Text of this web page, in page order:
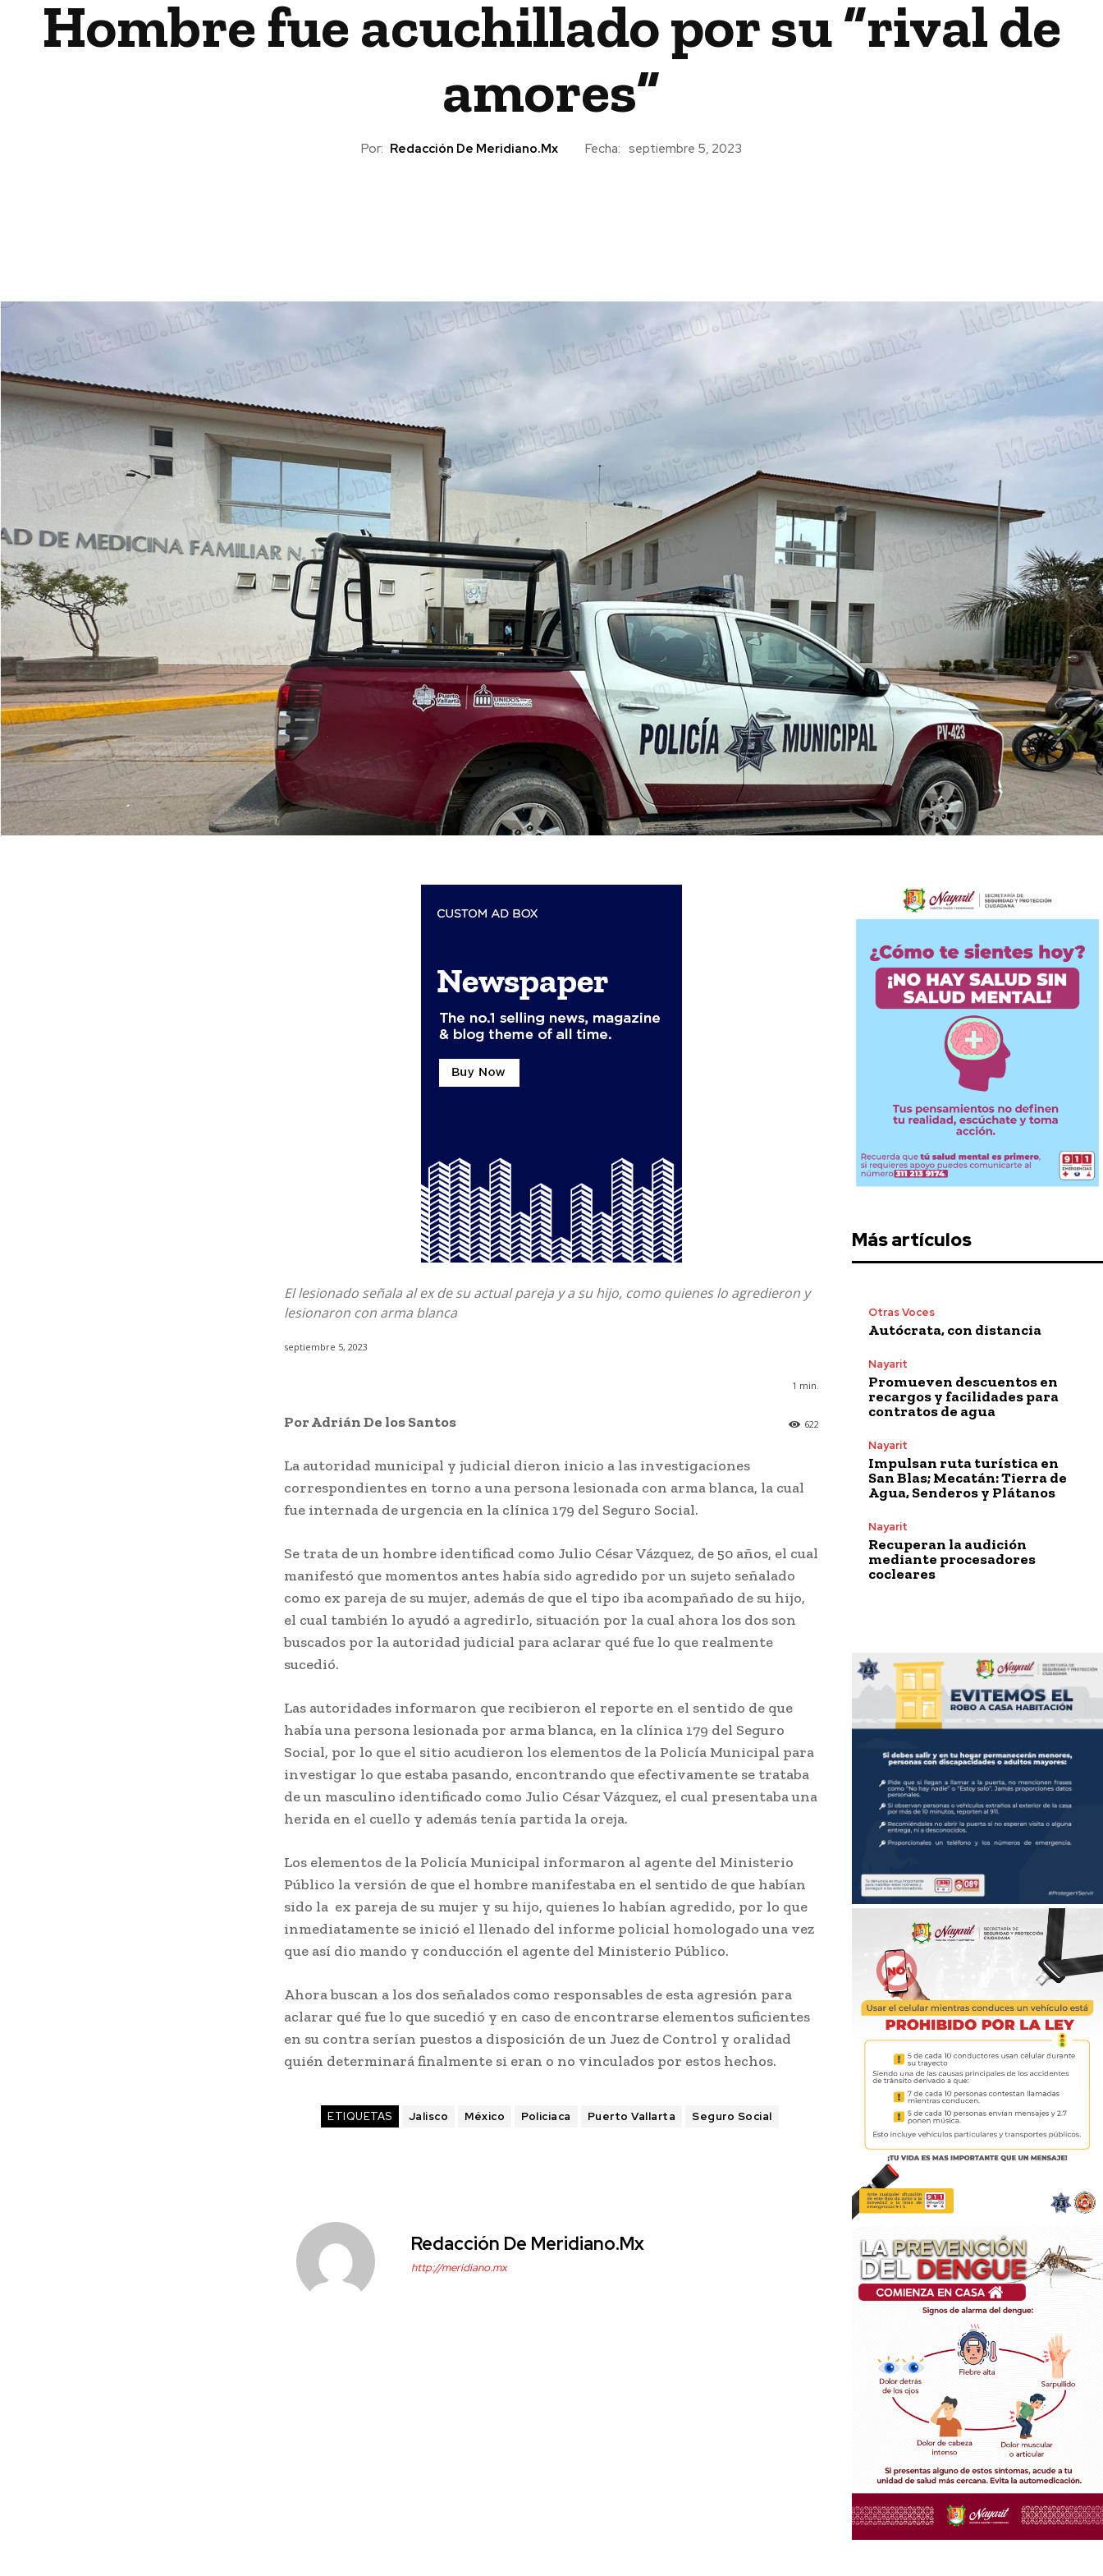
Hombre fue acuchillado por su “rival de
amores”
Por: Redacción De Meridiano.mx Fecha: septiembre 5, 2023
El lesionado señala al ex de su actual pareja y a su hijo, como quienes lo agredieron y
lesionaron con arma blanca
septiembre 5, 2023
1 min.
622
Por Adrián De los Santos
La autoridad municipal y judicial dieron inicio a las investigaciones
correspondientes en torno a una persona lesionada con arma blanca, la cual
fue internada de urgencia en la clínica 179 del Seguro Social.
Se trata de un hombre identificad como Julio César Vázquez, de 50 años, el cual
manifestó que momentos antes había sido agredido por un sujeto señalado
como ex pareja de su mujer, además de que el tipo iba acompañado de su hijo,
el cual también lo ayudó a agredirlo, situación por la cual ahora los dos son
buscados por la autoridad judicial para aclarar qué fue lo que realmente
sucedió.
Las autoridades informaron que recibieron el reporte en el sentido de que
había una persona lesionada por arma blanca, en la clínica 179 del Seguro
Social, por lo que el sitio acudieron los elementos de la Policía Municipal para
investigar lo que estaba pasando, encontrando que efectivamente se trataba
de un masculino identificado como Julio César Vázquez, el cual presentaba una
herida en el cuello y además tenía partida la oreja.
Los elementos de la Policía Municipal informaron al agente del Ministerio
Público la versión de que el hombre manifestaba en el sentido de que habían
sido la ex pareja de su mujer y su hijo, quienes lo habían agredido, por lo que
inmediatamente se inició el llenado del informe policial homologado una vez
que así dio mando y conducción el agente del Ministerio Público.
Ahora buscan a los dos señalados como responsables de esta agresión para
aclarar qué fue lo que sucedió y en caso de encontrarse elementos suficientes
en su contra serían puestos a disposición de un Juez de Control y oralidad
quién determinará finalmente si eran o no vinculados por estos hechos.
ETIQUETAS Jalisco México Policiaca Puerto Vallarta Seguro Social
Redacción De Meridiano.mx
http://meridiano.mx
Más artículos
Otras Voces
Autócrata, con distancia
Nayarit
Promueven descuentos en
recargos y facilidades para
contratos de agua
Nayarit
Impulsan ruta turística en
San Blas; Mecatán: Tierra de
Agua, Senderos y Plátanos
Nayarit
Recuperan la audición
mediante procesadores
cocleares